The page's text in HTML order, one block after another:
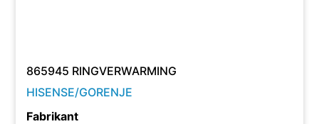
865945 RINGVERWARMING
HISENSE/GORENJE
Fabrikant